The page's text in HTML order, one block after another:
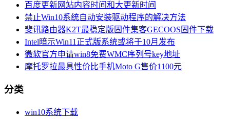
百度更新网站内容时间和大更新时间
禁止Win10系统自动安装驱动程序的解决方法
斐讯路由器K2T最稳定版固件集客GECOOS固件下载
Intel暗示Win11正式版系统或将于10月发布
微软官方申请win8免费WMC序列号key地址
摩托罗拉最具性价比手机Moto G售价1100元
分类
win10系统下载